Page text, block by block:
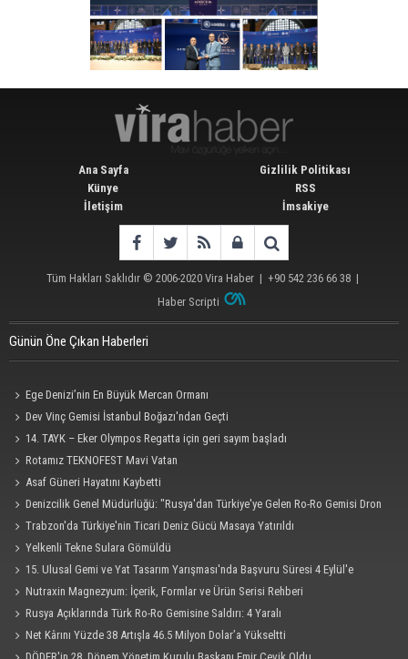
Ana Sayfa
Künye
İletişim
Gizlilik Politikası
RSS
İmsakiye
Tüm Hakları Saklıdır © 2006-2020 Vira Haber | +90 542 236 66 38 |
Haber Scripti
Günün Öne Çıkan Haberleri
Ege Denizi’nin En Büyük Mercan Ormanı
Dev Vinç Gemisi İstanbul Boğazı'ndan Geçti
14. TAYK – Eker Olympos Regatta için geri sayım başladı
Rotamız TEKNOFEST Mavi Vatan
Asaf Güneri Hayatını Kaybetti
Denizcilik Genel Müdürlüğü: "Rusya'dan Türkiye'ye Gelen Ro-Ro Gemisi Dron
Saldırısına Uğradı"
Trabzon'da Türkiye'nin Ticari Deniz Gücü Masaya Yatırıldı
Yelkenli Tekne Sulara Gömüldü
15. Ulusal Gemi ve Yat Tasarım Yarışması'nda Başvuru Süresi 4 Eylül'e
Uzatıldı
Nutraxin Magnezyum: İçerik, Formlar ve Ürün Serisi Rehberi
Rusya Açıklarında Türk Ro-Ro Gemisine Saldırı: 4 Yaralı
Net Kârını Yüzde 38 Artışla 46.5 Milyon Dolar’a Yükseltti